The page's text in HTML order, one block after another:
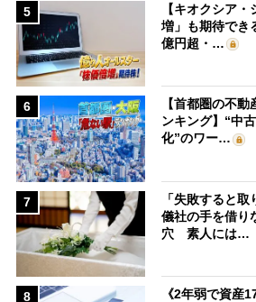
5
【キオクシア
増」も期待でき
億円超・…
6
【首都圏の不
ンキング】“中
化”のワー…
7
「失敗すると
儀社の手を借り
穴 素人には…
8
《2年弱で資産